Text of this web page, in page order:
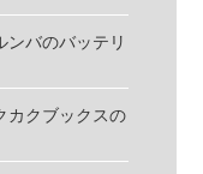
ンバのバッテリ
カクブックスの